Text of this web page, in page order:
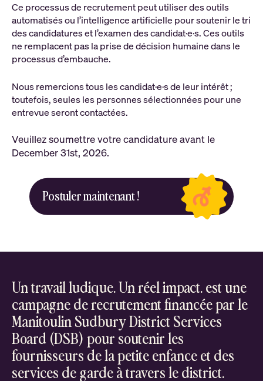
Ce processus de recrutement peut utiliser des outils
automatisés ou l’intelligence artificielle pour soutenir le tri
des candidatures et l’examen des candidat·e·s. Ces outils
ne remplacent pas la prise de décision humaine dans le
processus d’embauche.
Nous remercions tous les candidat·e·s de leur intérêt ;
toutefois, seules les personnes sélectionnées pour une
entrevue seront contactées.
Veuillez soumettre votre candidature avant le
December 31st, 2026.
Postuler maintenant !
Un travail ludique. Un réel impact. est une
campagne de recrutement financée par le
Manitoulin Sudbury District Services
Board (DSB) pour soutenir les
fournisseurs de la petite enfance et des
services de garde à travers le district.